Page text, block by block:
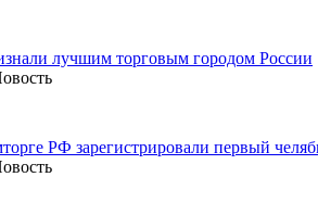
лучшим торговым городом России
РФ зарегистрировали первый